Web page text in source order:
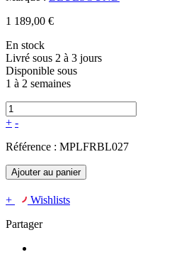
1 189,00 €
En stock
Livré sous 2 à 3 jours
Disponible sous
1 à 2 semaines
+ -
Référence : MPLFRBL027
Ajouter au panier
+
Wishlists
Partager